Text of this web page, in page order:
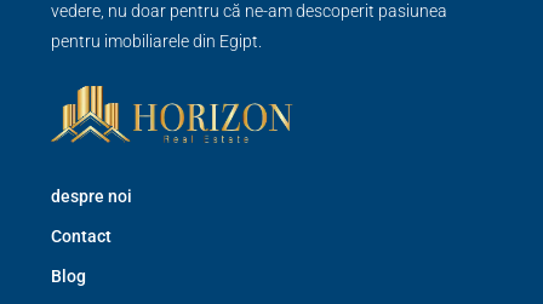
vedere, nu doar pentru că ne-am descoperit pasiunea
pentru imobiliarele din Egipt.
despre noi
Contact
Blog